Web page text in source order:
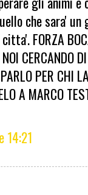
che sara'
FORZA
CERCANDO
PER CHI
A MARCO
14:21